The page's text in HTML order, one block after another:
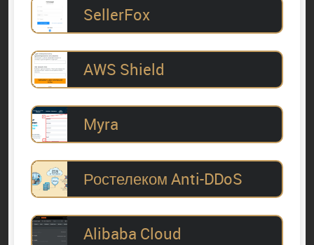
SellerFox
AWS Shield
Myra
Ростелеком Anti-DDoS
Alibaba Cloud